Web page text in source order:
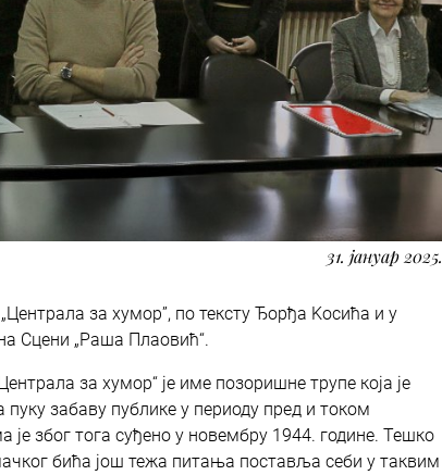
31. јануар 2025.
за хумор”, по тексту Ђорђа Kосића и у
Сцени „Раша Плаовић“.
за хумор“ је име позоришне трупе која је
забаву публике у периоду пред и током
због тога суђено у новембру 1944. године. Тешко
бића још тежа питања поставља себи у таквим